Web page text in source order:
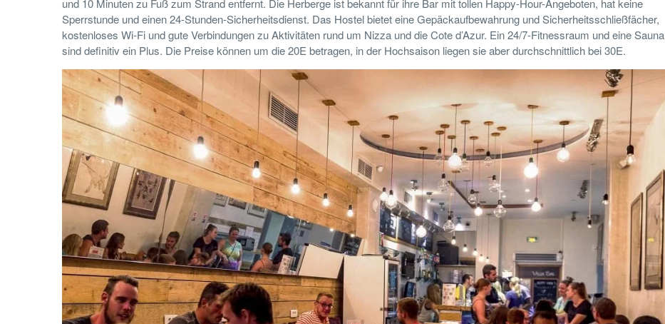
Sperrstunde und einen 24-Stunden-Sicherheitsdienst. Das Hostel bietet eine Gepäckaufbewahrung und Sicherheitsschließfächer,
kostenloses Wi-Fi und gute Verbindungen zu Aktivitäten rund um Nizza und die Cote d’Azur. Ein 24/7-Fitnessraum und eine Sauna
sind definitiv ein Plus. Die Preise können um die 20E betragen, in der Hochsaison liegen sie aber durchschnittlich bei 30E.